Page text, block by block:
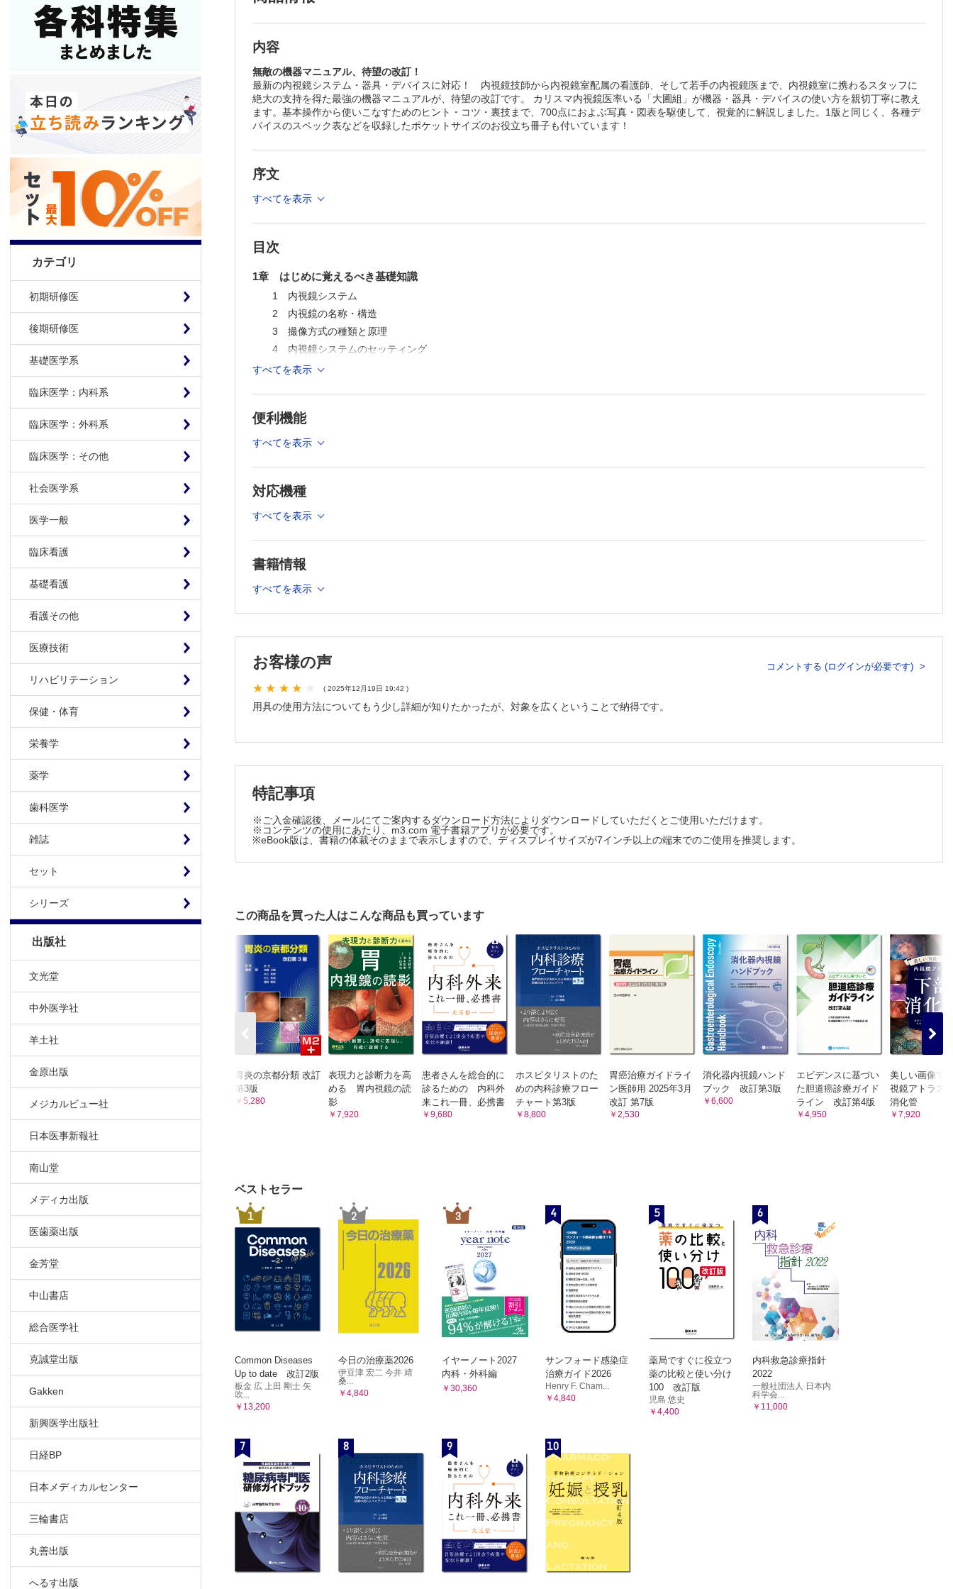
カテゴリ
初期研修医
後期研修医
基礎医学系
臨床医学：内科系
臨床医学：外科系
臨床医学：その他
社会医学系
医学一般
臨床看護
基礎看護
看護その他
医療技術
リハビリテーション
保健・体育
栄養学
薬学
歯科医学
雑誌
セット
シリーズ
出版社
文光堂
中外医学社
羊土社
金原出版
メジカルビュー社
日本医事新報社
南山堂
メディカ出版
医歯薬出版
金芳堂
中山書店
総合医学社
克誠堂出版
Gakken
新興医学出版社
日経BP
日本メディカルセンター
三輪書店
丸善出版
へるす出版
内容
無敵の機器マニュアル、待望の改訂！
最新の内視鏡システム・器具・デバイスに対応！ 内視鏡技師から内視鏡室配属の看護師、そして若手の内視鏡医まで、内視鏡室に携わるスタッフに
絶大の支持を得た最強の機器マニュアルが、待望の改訂です。 カリスマ内視鏡医率いる「大圃組」が機器・器具・デバイスの使い方を親切丁寧に教え
ます。基本操作から使いこなすためのヒント・コツ・裏技まで、700点におよぶ写真・図表を駆使して、視覚的に解説しました。1版と同じく、各種デ
バイスのスペック表などを収録したポケットサイズのお役立ち冊子も付いています！
序文
すべてを表示
目次
1章 はじめに覚えるべき基礎知識
1 内視鏡システム
2 内視鏡の名称・構造
3 撮像方式の種類と原理
4 内視鏡システムのセッティング
2章 内視鏡周辺機器
3 内視鏡用送水ポンプ
4 炭酸ガス送気装置
1 上部／下部／処置用スコープ
2 十二指腸用スコープ
3 超音波内視鏡
6 保守管理
4章 高周波装置
4 コンメドの高周波装置
5章 処置具・デバイス
4 NTチューブ
6 オーバーチューブ
B 止血術で用いられるデバイス
4 静脈瘤結紮用Oリング
5 ピュアスタット
C ESD・EMRで用いられるデバイス
1 局注針
2 高周波ナイフ
3 高周波スネア
4 回収デバイス
5 トラクションデバイス
1 ガイドワイヤー
2 造影カテーテル
3 乳頭切開処置用デバイス
7 採石処置具
8 砕石バスケット
9 細胞診ブラシ
10 EUS-FNA/FNB針
11 ERCPガイドシース
E 拡張術で用いられるデバイス
1 拡張バルーン
2 メタリックステント
3 イレウスチューブ
F PEGで用いられるデバイス
1 造設キット
2 胃瘻カテーテル
1 内視鏡の洗浄・消毒
2 自動洗浄・消毒機の種類
3 処置具の洗浄・消毒
付録
すべてを表示
便利機能
すべてを表示
対応機種
すべてを表示
書籍情報
すべてを表示
お客様の声 コメントする (ログインが必要です)
( 2025年12月19日 19:42 )
用具の使用方法についてもう少し詳細が知りたかったが、対象を広くということで納得です。
特記事項
※ご入金確認後、メールにてご案内するダウンロード方法によりダウンロードしていただくとご使用いただけます。
※コンテンツの使用にあたり、m3.com 電子書籍アプリが必要です。
※eBook版は、書籍の体裁そのままで表示しますので、ディスプレイサイズが7インチ以上の端末でのご使用を推奨します。
この商品を買った人はこんな商品も買っています
胃炎の京都分類 改訂
第3版
￥5,280
表現力と診断力を高
める 胃内視鏡の読
影
￥7,920
患者さんを総合的に
診るための 内科外
来これ一冊、必携書
￥9,680
ホスピタリストのた
めの内科診療フロー
チャート第3版
￥8,800
胃癌治療ガイドライ
ン医師用 2025年3月
改訂 第7版
￥2,530
消化器内視鏡ハンド
ブック 改訂第3版
￥6,600
エビデンスに基づい
た胆道癌診療ガイド
ライン 改訂第4版
￥4,950
美しい画像で
視鏡アトラス
消化管
￥7,920
ベストセラー
1
Common Diseases
Up to date 改訂2版
板金 広 上田 剛士 矢
吹...
￥13,200
2
今日の治療薬2026
伊豆津 宏二 今井 靖
桑...
￥4,840
3
イヤーノート2027
内科・外科編
￥30,360
4
サンフォード感染症
治療ガイド2026
Henry F. Cham...
￥4,840
5
薬局ですぐに役立つ
薬の比較と使い分け
100 改訂版
児島 悠史
￥4,400
6
内科救急診療指針
2022
一般社団法人 日本内
科学会...
￥11,000
7 8 9 10